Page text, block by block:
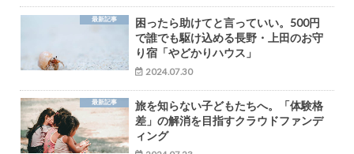
最新記事
困ったら助けてと言っていい。500円
で誰でも駆け込める長野・上田のお守
り宿「やどかりハウス」
2024.07.30
最新記事
旅を知らない子どもたちへ。「体験格
差」の解消を目指すクラウドファンデ
ィング